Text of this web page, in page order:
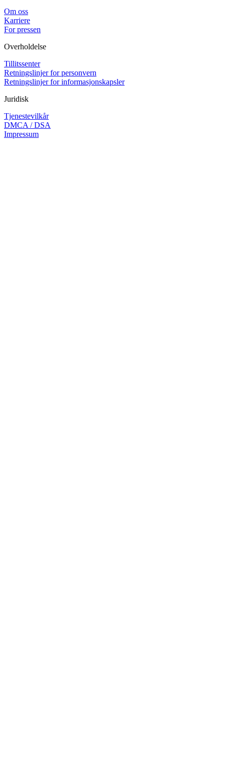
Om oss
Karriere
For pressen
Overholdelse
Tillitssenter
Retningslinjer for personvern
Retningslinjer for informasjonskapsler
Juridisk
Tjenestevilkår
DMCA / DSA
Impressum